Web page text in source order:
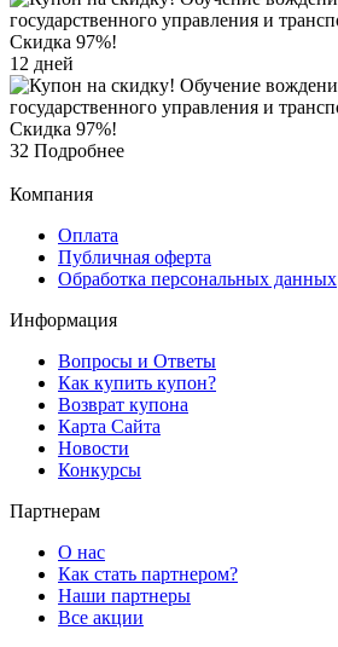
12 дней
32 Подробнее
Компания
Оплата
Публичная оферта
Обработка персональных данных
Информация
Вопросы и Ответы
Как купить купон?
Возврат купона
Карта Сайта
Новости
Конкурсы
Партнерам
О нас
Как стать партнером?
Наши партнеры
Все акции